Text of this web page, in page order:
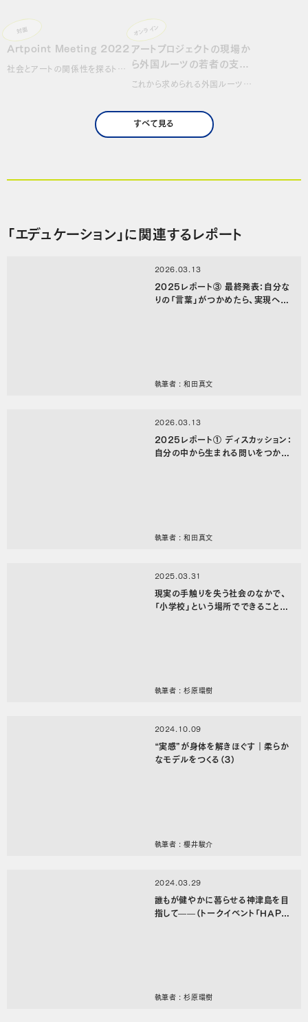
Artpoint Meeting 2022
社会とアートの関係性を探るトー
対面
アートプロジェクトの現場か
ら外国ルーツの若者の支援
について考える
これから求められる外国ルーツの
オンライン
すべて見る
「エデュケーション」に関連するレポート
2026.03.13
2025レポート③ 最終発表：自分な
りの「言葉」がつかめたら、実現への
執筆者 : 和田真文
2026.03.13
2025レポート① ディスカッション：
自分の中から生まれる問いをつかま
執筆者 : 和田真文
2025.03.31
現実の手触りを失う社会のなかで、
「小学校」という場所でできること
執筆者 : 杉原環樹
2024.10.09
“実感”が身体を解きほぐす｜柔らか
なモデルをつくる（３）
執筆者 : 櫻井駿介
2024.03.29
誰もが健やかに暮らせる神津島を目
指して——（トークイベント「HAPP
執筆者 : 杉原環樹